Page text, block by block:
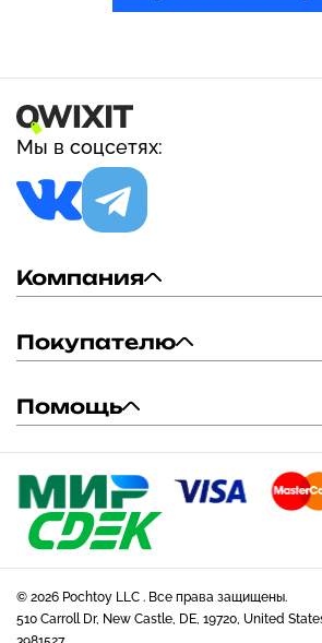
Мы в соцсетях:
Компания
Покупателю
Помощь
© 2026 Pochtoy LLC . Все права защищены.
510 Carroll Dr, New Castle, DE, 19720, United